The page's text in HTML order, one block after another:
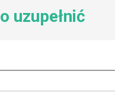
uzupełnić